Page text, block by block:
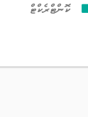
ކޮންޓްރެކްޓް